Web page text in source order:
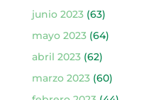
junio 2023(63)
mayo 2023(64)
abril 2023(62)
marzo 2023(60)